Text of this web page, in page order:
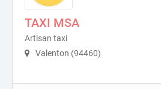
TAXI MSA
Artisan taxi
Valenton (94460)